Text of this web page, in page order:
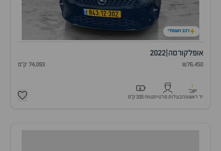
רכב חשמלי
אופלקורסה 2022
₪76,450 74,093 ק"מ
1
יד ראשונהבעלות פרטיתטווח 335 ק״מ